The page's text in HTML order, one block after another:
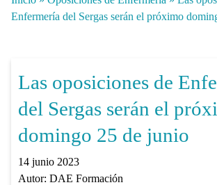
Enfermería del Sergas serán el próximo
Las oposiciones de
del Sergas serán el
domingo 25 de junio
14 junio 2023
Autor: DAE Formación